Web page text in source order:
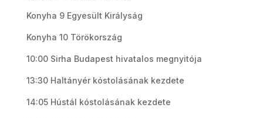
Konyha 9 Egyesült Királyság
Konyha 10 Törökország
10:00 Sirha Budapest hivatalos megnyitója
13:30 Haltányér kóstolásának kezdete
14:05 Hústál kóstolásának kezdete